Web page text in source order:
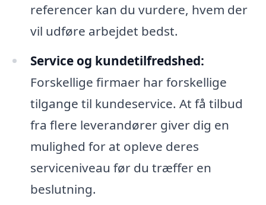
referencer kan du vurdere, hvem der
vil udføre arbejdet bedst.
Service og kundetilfredshed:
Forskellige firmaer har forskellige
tilgange til kundeservice. At få tilbud
fra flere leverandører giver dig en
mulighed for at opleve deres
serviceniveau før du træffer en
beslutning.